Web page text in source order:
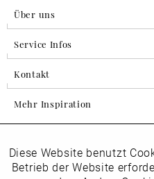
Über uns
Service Infos
Kontakt
Mehr Inspiration
Folgen Sie uns
Funktionale
Diese Website benutzt
Betrieb der Website